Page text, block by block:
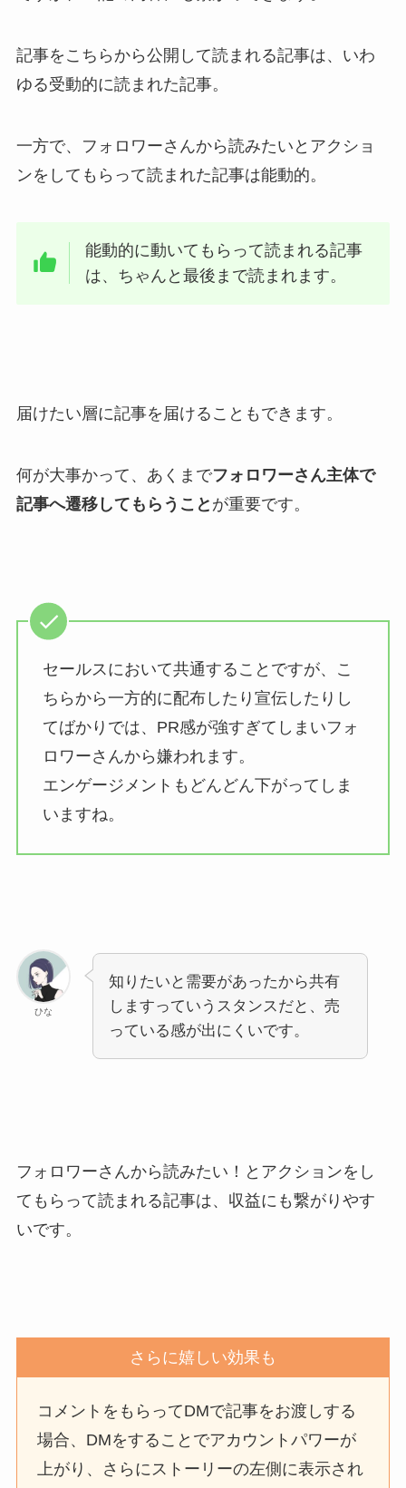
記事をこちらから公開して読まれる記事は、いわ
ゆる受動的に読まれた記事。
一方で、フォロワーさんから読みたいとアクショ
ンをしてもらって読まれた記事は能動的。
能動的に動いてもらって読まれる記事
は、ちゃんと最後まで読まれます。
届けたい層に記事を届けることもできます。
何が大事かって、あくまでフォロワーさん主体で
記事へ遷移してもらうこと が重要です。
セールスにおいて共通することですが、こ
ちらから一方的に配布したり宣伝したりし
てばかりでは、PR感が強すぎてしまいフォ
ロワーさんから嫌われます。
エンゲージメントもどんどん下がってしま
いますね。
ひな
知りたいと需要があったから共有
しますっていうスタンスだと、売
っている感が出にくいです。
フォロワーさんから読みたい！とアクションをし
てもらって読まれる記事は、収益にも繋がりやす
いです。
さらに嬉しい効果も
コメントをもらってDMで記事をお渡しする
場合、DMをすることでアカウントパワーが
上がり、さらにストーリーの左側に表示され